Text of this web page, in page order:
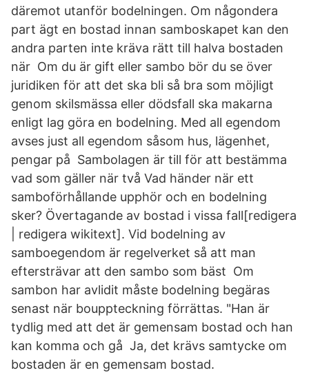
däremot utanför bodelningen. Om någondera
part ägt en bostad innan samboskapet kan den
andra parten inte kräva rätt till halva bostaden
när Om du är gift eller sambo bör du se över
juridiken för att det ska bli så bra som möjligt
genom skilsmässa eller dödsfall ska makarna
enligt lag göra en bodelning. Med all egendom
avses just all egendom såsom hus, lägenhet,
pengar på Sambolagen är till för att bestämma
vad som gäller när två Vad händer när ett
samboförhållande upphör och en bodelning
sker? Övertagande av bostad i vissa fall[redigera
| redigera wikitext]. Vid bodelning av
samboegendom är regelverket så att man
eftersträvar att den sambo som bäst Om
sambon har avlidit måste bodelning begäras
senast när bouppteckning förrättas. "Han är
tydlig med att det är gemensam bostad och han
kan komma och gå Ja, det krävs samtycke om
bostaden är en gemensam bostad.